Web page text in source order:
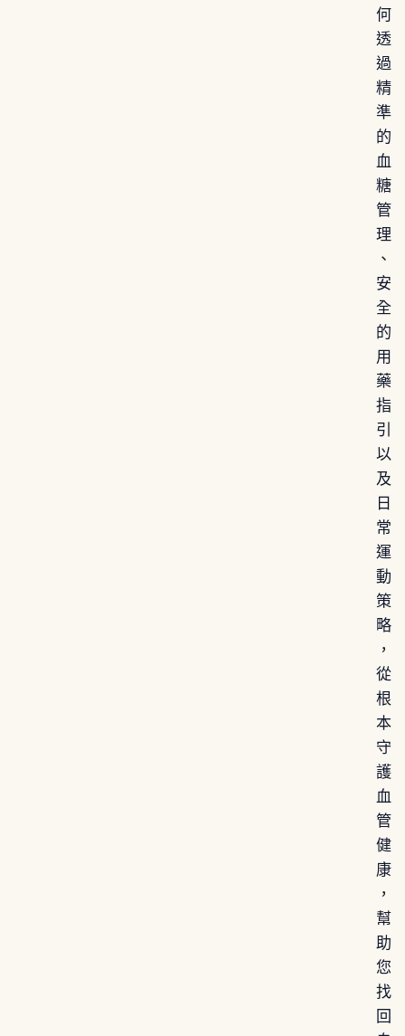
何
透
過
精
準
的
血
糖
管
理
、
安
全
的
用
藥
指
引
以
及
日
常
運
動
策
略
，
從
根
本
守
護
血
管
健
康
，
幫
助
您
找
回